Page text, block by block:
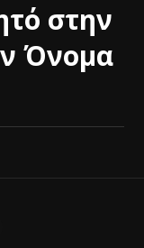
στην
Όνομα